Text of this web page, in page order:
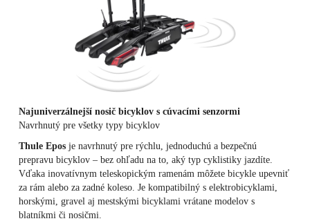
Najuniverzálnejší nosič bicyklov s cúvacími senzormi
Navrhnutý pre všetky typy bicyklov
Thule Epos je navrhnutý pre rýchlu, jednoduchú a bezpečnú
prepravu bicyklov – bez ohľadu na to, aký typ cyklistiky jazdíte.
Vďaka inovatívnym teleskopickým ramenám môžete bicykle upevniť
za rám alebo za zadné koleso. Je kompatibilný s elektrobicyklami,
horskými, gravel aj mestskými bicyklami vrátane modelov s
blatníkmi či nosičmi.